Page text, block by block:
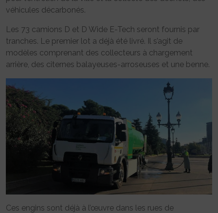
véhicules décarbonés.
Les 73 camions D et D Wide E-Tech seront fournis par
tranches. Le premier lot a déjà été livré. Il s’agit de
modèles comprenant des collecteurs à chargement
arrière, des citernes balayeuses-arroseuses et une benne.
Ces engins sont déjà à l’œuvre dans les rues de